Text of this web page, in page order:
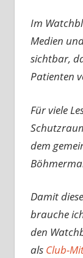
Im
Medien
sichtbar,
Patienten
Für viele
dem
Damit
brauche
den
als Club-